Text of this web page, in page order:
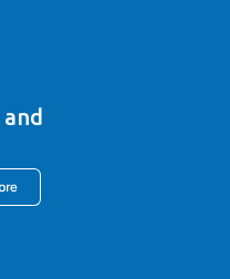
and